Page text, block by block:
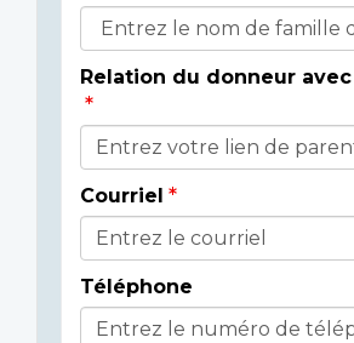
Relation du donneur
Courriel
Téléphone